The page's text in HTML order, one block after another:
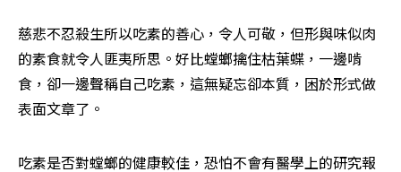
慈悲不忍殺生所以吃素的善心，令人可敬，但形與味似肉
的素食就令人匪夷所思。好比螳螂擒住枯葉蝶，一邊啃
食，卻一邊聲稱自己吃素，這無疑忘卻本質，困於形式做
表面文章了。
吃素是否對螳螂的健康較佳，恐怕不會有醫學上的研究報